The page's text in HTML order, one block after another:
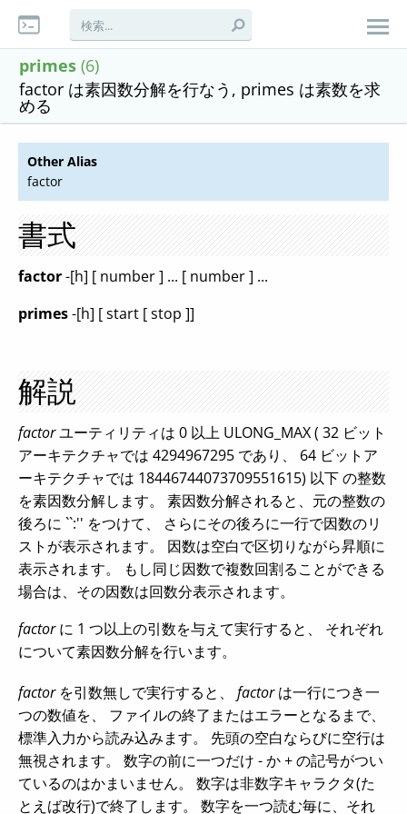
primes (6)
factor は素因数分解を行なう, primes は素数を求
める
Other Alias
factor
書式
factor-[h] [ number ] ... [ number ] ...
primes-[h] [ start [ stop ]]
解説
factorユーティリティは 0 以上 ULONG_MAX ( 32 ビット
アーキテクチャでは 4294967295 であり、 64 ビットア
ーキテクチャでは 18446744073709551615) 以下 の整数
を素因数分解します。 素因数分解されると、元の整数の
後ろに ``:'' をつけて、 さらにその後ろに一行で因数のリ
ストが表示されます。 因数は空白で区切りながら昇順に
表示されます。 もし同じ因数で複数回割ることができる
場合は、その因数は回数分表示されます。
factorに 1 つ以上の引数を与えて実行すると、 それぞれ
について素因数分解を行います。
factorを引数無しで実行すると、 factorは一行につき一
つの数値を、 ファイルの終了またはエラーとなるまで、
標準入力から読み込みます。 先頭の空白ならびに空行は
無視されます。 数字の前に一つだけ - か + の記号がつい
ているのはかまいません。 数字は非数字キャラクタ(た
とえば改行)で終了します。 数字を一つ読む毎に、それ